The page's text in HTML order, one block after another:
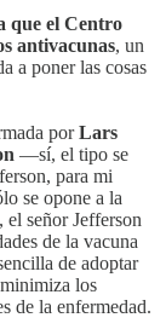
que el Centro
antivacunas, un
a poner las cosas
porLars
—sí, el tipo se
para mi
se opone a la
señor Jefferson
de la vacuna
de adoptar
los
de la enfermedad.